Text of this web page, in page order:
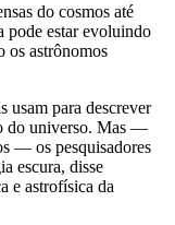
do cosmos até
pode estar evoluindo
os astrônomos
usam para descrever
do universo. Mas —
— os pesquisadores
escura, disse
e astrofísica da